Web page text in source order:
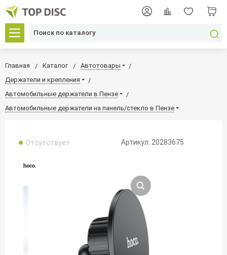
Главная Каталог
Автотовары
Держатели и крепления
Автомобильные держатели в Пензе
Автомобильные держатели на панель/стекло в Пензе
Отсутствует Артикул: 20283675